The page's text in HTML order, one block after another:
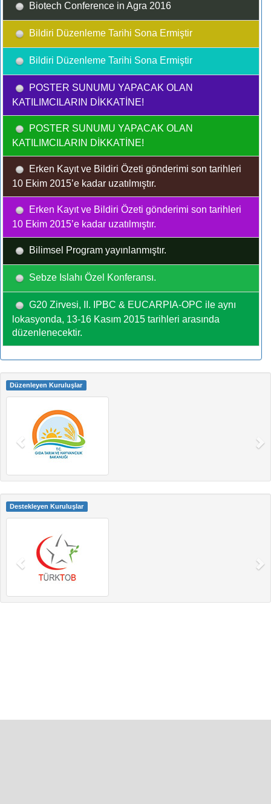
Biotech Conference in Agra 2016
Bildiri Düzenleme Tarihi Sona Ermiştir
Bildiri Düzenleme Tarihi Sona Ermiştir
POSTER SUNUMU YAPACAK OLAN
KATILIMCILARIN DİKKATİNE!
POSTER SUNUMU YAPACAK OLAN
KATILIMCILARIN DİKKATİNE!
Erken Kayıt ve Bildiri Özeti gönderimi son tarihleri
10 Ekim 2015’e kadar uzatılmıştır.
Erken Kayıt ve Bildiri Özeti gönderimi son tarihleri
10 Ekim 2015’e kadar uzatılmıştır.
Bilimsel Program yayınlanmıştır.
Sebze Islahı Özel Konferansı.
G20 Zirvesi, II. IPBC & EUCARPIA-OPC ile aynı
lokasyonda, 13-16 Kasım 2015 tarihleri arasında
düzenlenecektir.
Düzenleyen Kuruluşlar
Destekleyen Kuruluşlar